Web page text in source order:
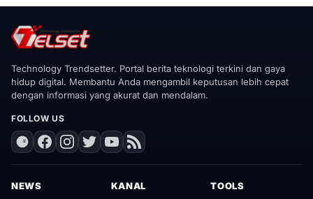
Technology Trendsetter. Portal berita teknologi terkini dan gaya
hidup digital. Membantu Anda mengambil keputusan lebih cepat
dengan informasi yang akurat dan mendalam.
FOLLOW US
NEWS KANAL TOOLS